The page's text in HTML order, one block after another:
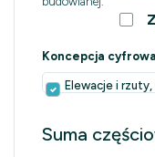
Koncepcja
Elewacje i
Suma